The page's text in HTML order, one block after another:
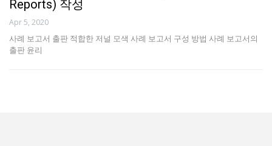
Reports) 작성
Apr 5, 2020
사례 보고서 출판 적합한 저널 모색 사례 보고서 구성 방법 사례 보고서의
출판 윤리